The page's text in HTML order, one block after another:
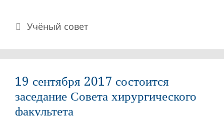
Рубрики
Учёный совет
19 сентября 2017 состоится
заседание Совета хирургического
факультета